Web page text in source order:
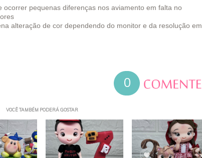
pequenas diferenças nos aviamento em falta no
alteração de cor dependendo do monitor e da resolução em
0
VOCÊ TAMBÉM PODERÁ GOSTAR